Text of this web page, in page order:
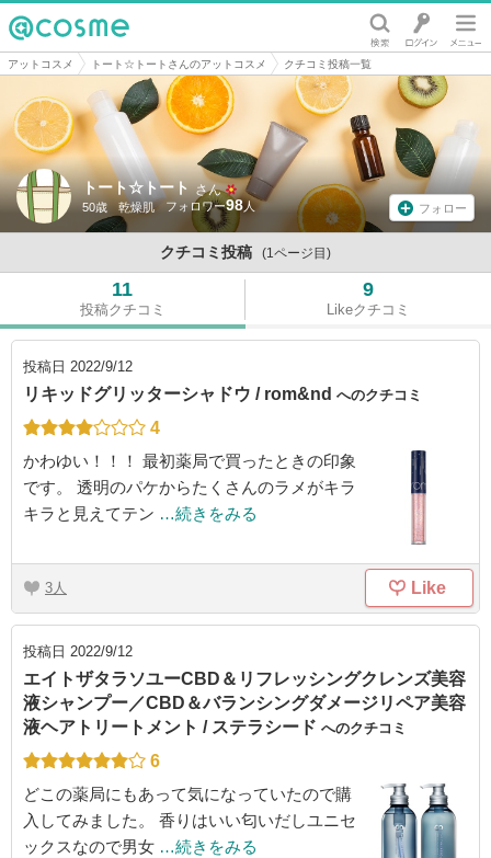
@cosme
アットコスメ トート☆トートさんのアットコスメ クチコミ投稿一覧
トート☆トート さん
50歳 乾燥肌 98 フォロー
クチコミ投稿 (1ページ目)
11
投稿クチコミ
9
Likeクチコミ
投稿日 2022/9/12
リキッドグリッターシャドウ / rom&nd へのクチコミ
4
かわゆい！！！ 最初薬局で買ったときの印象
です。 透明のパケからたくさんのラメがキラ
キラと見えてテン …続きをみる
3 Like
投稿日 2022/9/12
エイトザタラソユーCBD＆リフレッシングクレンズ美容
液シャンプー／CBD＆バランシングダメージリペア美容
液ヘアトリートメント / ステラシード へのクチコミ
6
どこの薬局にもあって気になっていたので購
入してみました。 香りはいい匂いだしユニセ
ックスなので男女 …続きをみる